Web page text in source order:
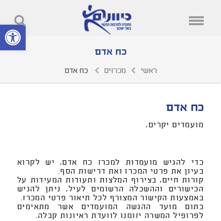
פתח סרגל
כח אדם
ראשי מכרזים כח אדם
כח אדם
מועמדים יקרים,
כדי להגיש מועמדות למכרז כח אדם, יש לקרוא
בעיון את פרטי המכרז ואת דרישות הסף.
קורות חיים, בצירוף המלצות ותעודות המעידות על
הכישורים וההשכלה הרשומים לעיל, ניתן להגיש
באמצעות הקישור המצורף לכל תיאור פרטי המכרז.
בתום מועד ההגשה המועמדים אשר מתאימים
לפרופיל המשרה יזומנו לוועדת ראיונות קבלה.